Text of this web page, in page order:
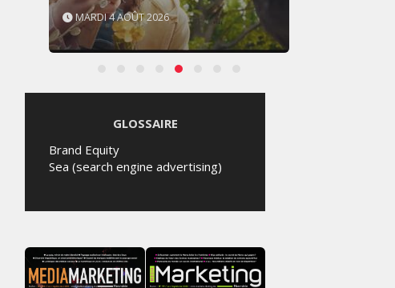
MARDI 4 AOÛT 2026
GLOSSAIRE
Brand Equity
Sea (search engine advertising)